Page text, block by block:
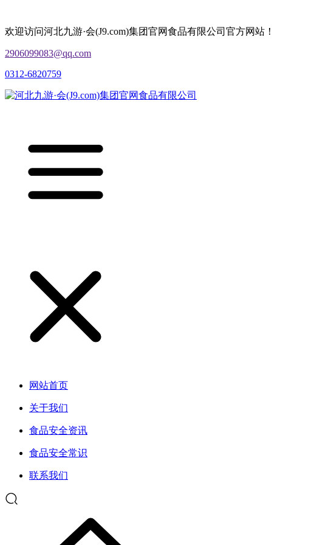
欢迎访问河北九游·会(J9.com)集团官网食品有限公司官方网站！
2906099083@qq.com
0312-6820759
网站首页
关于我们
食品安全资讯
食品安全常识
联系我们